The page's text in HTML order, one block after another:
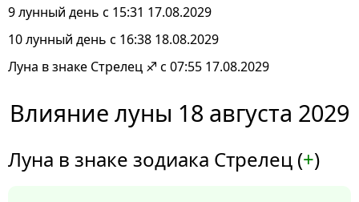
9 лунный день с 15:31 17.08.2029
10 лунный день с 16:38 18.08.2029
Луна в знаке Стрелец ♐ с 07:55 17.08.2029
Влияние луны 18 августа 2029
Луна в знаке зодиака Стрелец (+)